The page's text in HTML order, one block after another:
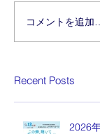
コメントを追加
Recent Posts
2026